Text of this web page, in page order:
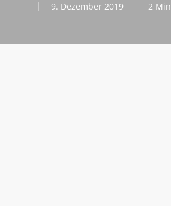
9. Dezember 2019
2